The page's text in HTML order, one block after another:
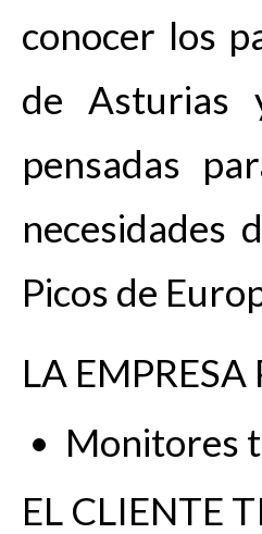
conocer los
de Asturias
pensadas
necesidades
Picos de
LA
Monitores
EL CLIENTE